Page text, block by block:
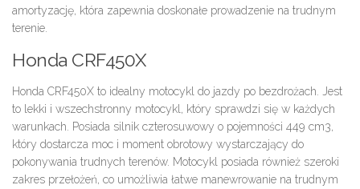
amortyzację, która zapewnia doskonałe prowadzenie na trudnym
terenie.
Honda CRF450X
Honda CRF450X to idealny motocykl do jazdy po bezdrożach. Jest
to lekki i wszechstronny motocykl, który sprawdzi się w każdych
warunkach. Posiada silnik czterosuwowy o pojemności 449 cm3,
który dostarcza moc i moment obrotowy wystarczający do
pokonywania trudnych terenów. Motocykl posiada również szeroki
zakres przełożeń, co umożliwia łatwe manewrowanie na trudnym